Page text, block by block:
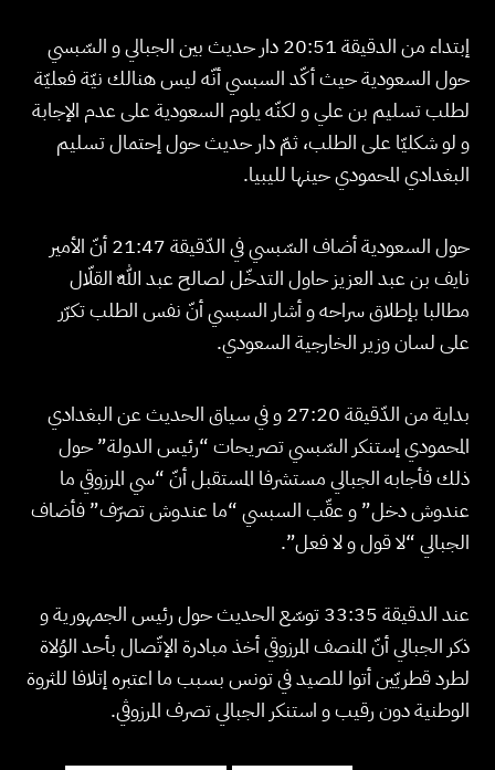
إبتداء من الدقيقة 20:51 دار حديث بين الجبالي و السّبسي
حول السعودية حيث أكّد السبسي أنّه ليس هنالك نيّة فعليّة
لطلب تسليم بن علي و لكنّه يلوم السعودية على عدم الإجابة
و لو شكليّا على الطلب، ثمّ دار حديث حول إحتمال تسليم
البغدادي المحمودي حينها لليبيا.
حول السعودية أضاف السّبسي في الدّقيقة 21:47 أنّ الأمير
نايف بن عبد العزيز حاول التدخّل لصالح عبد اللّه القلّال
مطالبا بإطلاق سراحه و أشار السبسي أنّ نفس الطلب تكرّر
على لسان وزير الخارجية السعودي.
بداية من الدّقيقة 27:20 و في سياق الحديث عن البغدادي
المحمودي إستنكر السّبسي تصريحات “رئيس الدولة” حول
ذلك فأجابه الجبالي مستشرفا المستقبل أنّ “سي المرزوقي ما
عندوش دخل” و عقّب السبسي “ما عندوش تصرّف” فأضاف
الجبالي “لا قول و لا فعل”.
عند الدقيقة 33:35 توسّع الحديث حول رئيس الجمهورية و
ذكر الجبالي أنّ المنصف المرزوقي أخذ مبادرة الإتّصال بأحد الوُلاة
لطرد قطريّين أتوا للصيد في تونس بسبب ما اعتبره إتلافا للثروة
الوطنية دون رقيب و استنكر الجبالي تصرف المرزوڤي.